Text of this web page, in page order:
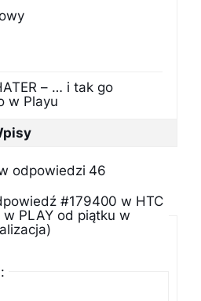
– … i tak go
w Playu
odpowiedzi 46
#179400 w HTC
PLAY od piątku w